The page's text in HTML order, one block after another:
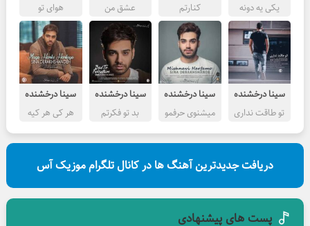
یکی یه دونه
کنارتم
عشق من
هوای تو
سینا درخشنده
تو طاقت نداری
سینا درخشنده
میشنوی حرفمو
سینا درخشنده
بد تو فکرتم
سینا درخشنده
هر کی هر کیه
دریافت جدیدترین آهنگ ها در کانال تلگرام موزیک آس
پست های پیشنهادی